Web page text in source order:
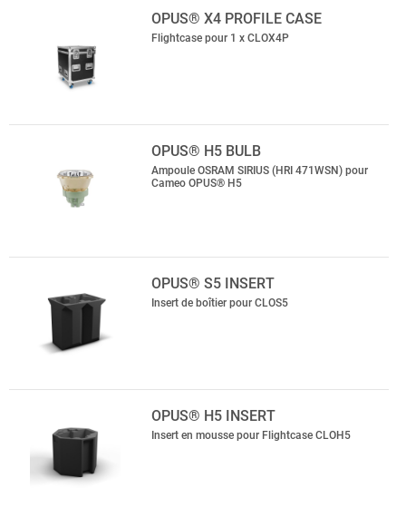
OPUS® X4 PROFILE CASE
Flightcase pour 1 x CLOX4P
OPUS® H5 BULB
Ampoule OSRAM SIRIUS (HRI 471WSN) pour
Cameo OPUS® H5
OPUS® S5 INSERT
Insert de boîtier pour CLOS5
OPUS® H5 INSERT
Insert en mousse pour Flightcase CLOH5